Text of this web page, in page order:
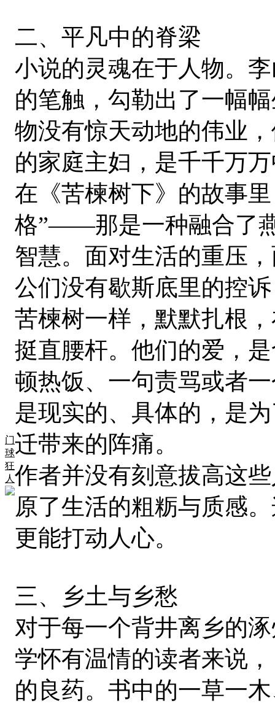
门
球
狂
人
二、平凡中的脊梁
小说的灵魂在于人物。
的笔触，勾勒出了一幅
物没有惊天动地的伟业
的家庭主妇，是千千万
在《苦楝树下》的故事
格”——那是一种融合了
智慧。面对生活的重压
公们没有歇斯底里的控
苦楝树一样，默默扎根
挺直腰杆。他们的爱，
顿热饭、一句责骂或者
是现实的、具体的，是
迁带来的阵痛。
作者并没有刻意拔高这
原了生活的粗粝与质感
更能打动人心。
三、乡土与乡愁
对于每一个背井离乡的
学怀有温情的读者来说
的良药。书中的一草一